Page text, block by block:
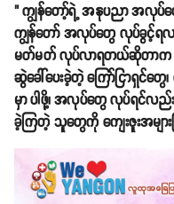
" ကျွန်တော့်ရဲ့ အနုပညာ အလုပ်
ကျွန်တော် အလုပ်တွေ လုပ်ခွင့်
မတ်မတ် လုပ်လာရတယ်ဆိုတာက
ဆွဲခေါ်ပေးခဲ့တဲ့ ကြော်ငြာရှင်တွေ
မှာ ပါဖို့၊ အလုပ်တွေ လုပ်ရင်လည်း
ခဲ့ကြတဲ့ သူတွေကို ကျေးဇူးအမျ